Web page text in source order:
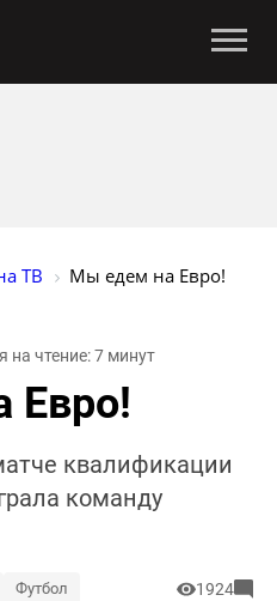
ТВ Мы едем на Евро!
на чтение: 7 минут
Евро!
квалификации
команду
Футбол 1924